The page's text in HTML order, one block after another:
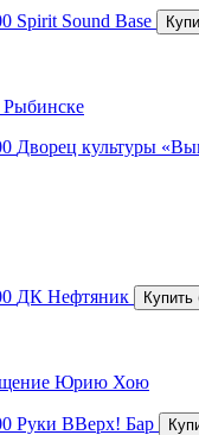
Spirit Sound Base
Рыбинске
Дворец культуры
ДК Нефтяник
Юрию Хою
Руки ВВерх! Бар